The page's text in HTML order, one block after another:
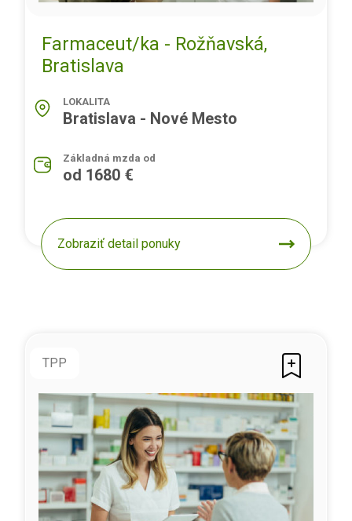
Farmaceut/ka - Rožňavská,
Bratislava
LOKALITA
Bratislava - Nové Mesto
Základná mzda od
od 1680 €
Zobraziť detail ponuky
TPP